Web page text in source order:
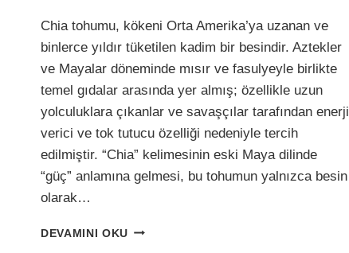
Chia tohumu, kökeni Orta Amerika’ya uzanan ve
binlerce yıldır tüketilen kadim bir besindir. Aztekler
ve Mayalar döneminde mısır ve fasulyeyle birlikte
temel gıdalar arasında yer almış; özellikle uzun
yolculuklara çıkanlar ve savaşçılar tarafından enerji
verici ve tok tutucu özelliği nedeniyle tercih
edilmiştir. “Chia” kelimesinin eski Maya dilinde
“güç” anlamına gelmesi, bu tohumun yalnızca besin
olarak…
DEVAMINI OKU ŞEKERSIZ,